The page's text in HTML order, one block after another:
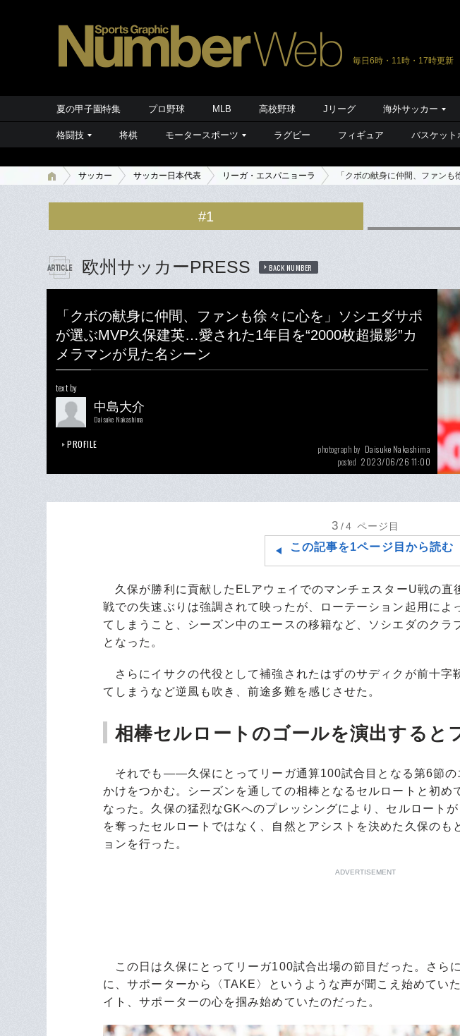
毎日6時・11時・17時更新
夏の甲子園特集 プロ野球 MLB 高校野球 Jリーグ 海外サッカー
格闘技 将棋 モータースポーツ ラグビー フィギュア バスケット
サッカー サッカー日本代表 リーガ・エスパニョーラ 「クボの献身に仲間、ファン
#1
欧州サッカーPRESS BACK NUMBER
「クボの献身に仲間、ファンも徐々に心を」ソシエダサポ
が選ぶMVP久保建英…愛された1年目を“2000枚超撮影”カ
メラマンが見た名シーン
text by
中島大介
Daisuke Nakashima
PROFILE photograph by Daisuke Nakashima
posted 2023/06/26 11:00
3 /4 ページ目
この記事を1ページ目から読む
久保が勝利に貢献したELアウェイでのマンチェスターU戦の直
戦での失速ぶりは強調されて映ったが、ローテーション起用によ
てしまうこと、シーズン中のエースの移籍など、ソシエダのクラ
となった。
さらにイサクの代役として補強されたはずのサディクが前十字
てしまうなど逆風も吹き、前途多難を感じさせた。
相棒セルロートのゴールを演出すると
それでも――久保にとってリーガ通算100試合目となる第6節の
かけをつかむ。シーズンを通しての相棒となるセルロートと初め
なった。久保の猛烈なGKへのプレッシングにより、セルロート
を奪ったセルロートではなく、自然とアシストを決めた久保のも
ョンを行った。
ADVERTISEMENT
この日は久保にとってリーガ100試合出場の節目だった。さら
に、サポーターから〈TAKE〉というような声が聞こえ始めてい
イト、サポーターの心を掴み始めていたのだった。